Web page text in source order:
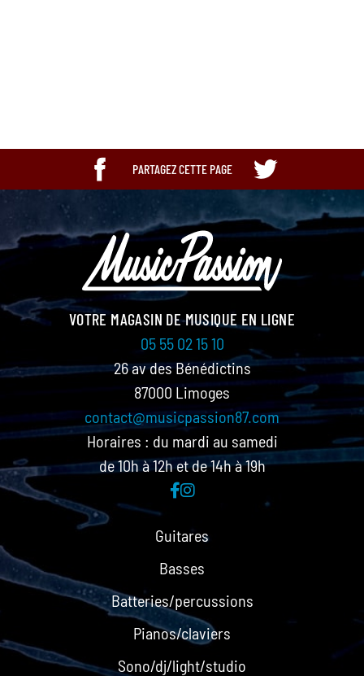
PARTAGEZ CETTE PAGE
Guitares
Basses
Batteries/percussions
Pianos/claviers
Sono/dj/light/studio
VOTRE MAGASIN DE MUSIQUE EN LIGNE
05 55 02 15 10
26 av des Bénédictins
87000 Limoges
contact@musicpassion87.com
Horaires : du mardi au samedi
de 10h à 12h et de 14h à 19h